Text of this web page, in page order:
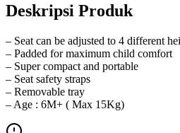
Deskripsi Produk
– Seat can be adjusted to 4 different
– Padded for maximum child comfort
– Super compact and portable
– Seat safety straps
– Removable tray
– Age : 6M+ ( Max 15Kg)